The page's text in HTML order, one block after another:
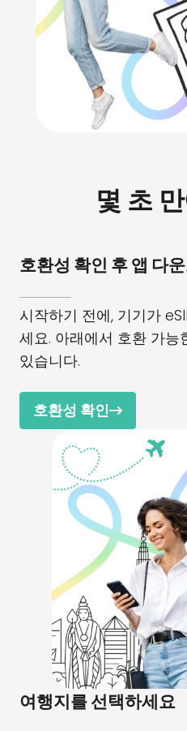
몇 초
호환성 확인 후 앱 다
시작하기 전에, 기기가
세요. 아래에서 호환 가
있습니다.
호환성 확인
여행지를 선택하세요